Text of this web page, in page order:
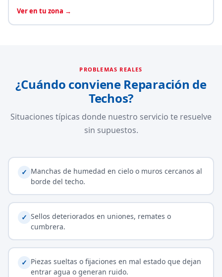
Ver en tu zona →
PROBLEMAS REALES
¿Cuándo conviene Reparación de
Techos?
Situaciones típicas donde nuestro servicio te resuelve
sin supuestos.
✓ Manchas de humedad en cielo o muros cercanos al
borde del techo.
✓ Sellos deteriorados en uniones, remates o
cumbrera.
✓ Piezas sueltas o fijaciones en mal estado que dejan
entrar agua o generan ruido.